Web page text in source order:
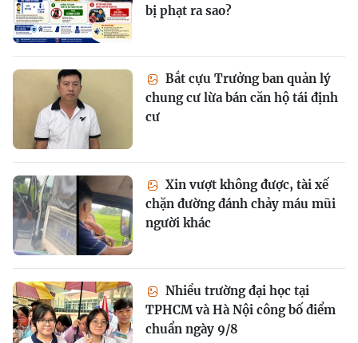
bị phạt ra sao?
Bắt cựu Trưởng ban quản lý
chung cư lừa bán căn hộ tái định
cư
Xin vượt không được, tài xế
chặn đường đánh chảy máu mũi
người khác
Nhiều trường đại học tại
TPHCM và Hà Nội công bố điểm
chuẩn ngày 9/8